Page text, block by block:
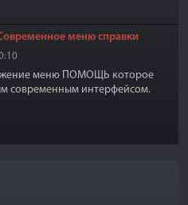
меню справки
меню ПОМОЩЬ которое
современным интерфейсом.